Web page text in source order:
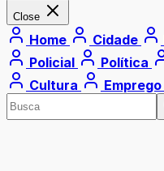
Close
Home Cidade
Policial
Política
Cultura
Emprego